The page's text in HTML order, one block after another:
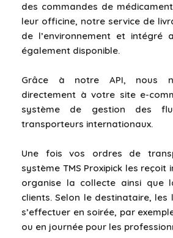
des commandes de
leur officine, notre service de
de l’environnement et intégré
également disponible.
Grâce à notre API, nous
directement à votre site e-
système de gestion des
transporteurs internationaux.
Une fois vos ordres de
système TMS Proxipick les
organise la collecte ainsi que
clients. Selon le destinataire, les
s’effectuer en soirée, par
ou en journée pour les